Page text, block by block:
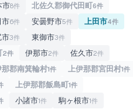
市8件 北佐久郡御代田町6件
市6件 安曇野市5件 上田市4件
市3件 東御市3件
2件 伊那市2件 佐久市2件
郡南箕輪村1件 上伊那郡宮田村1件
上伊那郡飯島町1件
小諸市1件 駒ヶ根市1件